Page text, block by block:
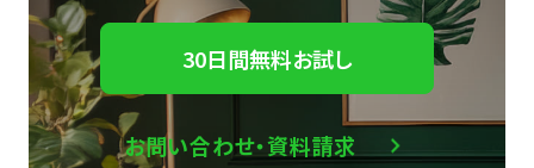
30日間無料お試し
お問い合わせ・資料請求